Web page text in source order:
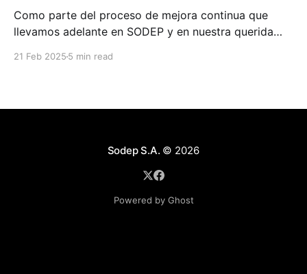
Como parte del proceso de mejora continua que
llevamos adelante en SODEP y en nuestra querida
21 Feb 2025 5 min read
Sodep S.A. © 2026
Powered by Ghost